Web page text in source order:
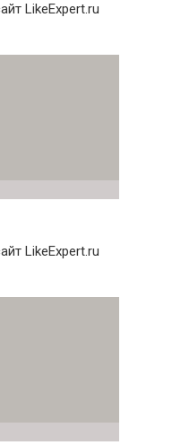
LikeExpert.ru
LikeExpert.ru